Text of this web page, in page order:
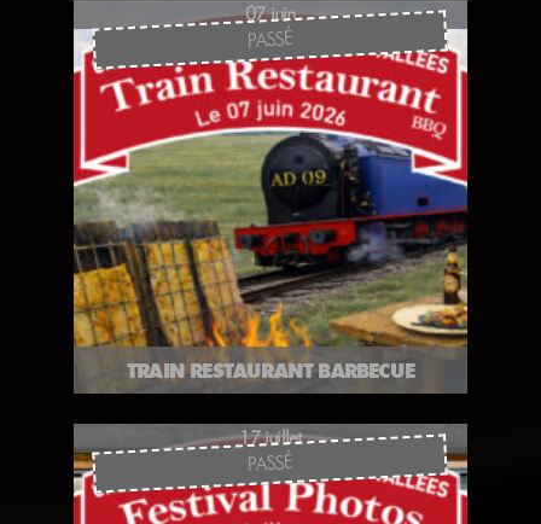
07 juin
PASSÉ
TRAIN RESTAURANT BARBECUE
17 juillet
PASSÉ